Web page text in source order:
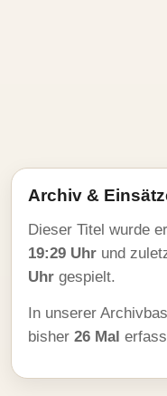
Archiv &
Dieser Titel wurde
19:29 Uhr und
Uhr gespielt.
In unserer
bisher 26 Mal